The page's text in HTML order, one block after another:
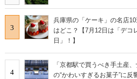
3
兵庫県の「ケーキ」の名店
はどこ？【7月12日は「デコ
日」！】
4
「京都駅で買うべき手土産
の“かわいすぎるお菓子”に